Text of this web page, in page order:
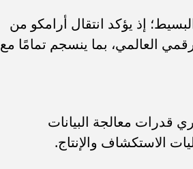
إذ يؤكد انتقال أرامكو من
العالمي، بما ينسجم تمامًا مع
معالجة البيانات
الاستكشاف والإنتاج.